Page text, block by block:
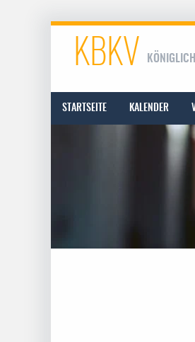
KBKV
STARTSEITE KALENDER